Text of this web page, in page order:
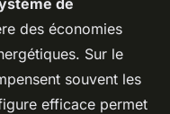
des économies
Sur le
souvent les
efficace permet